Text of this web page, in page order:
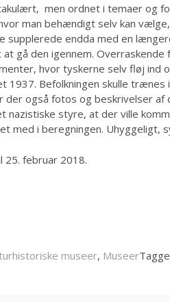
men ordnet i temaer og
man behændigt selv kan
supplerede endda med en
gå den igennem. Overraskende
hvor tyskerne selv fløj ind
1937. Befolkningen skulle trænes
der også fotos og beskrivelser af
styre, at der ville
med i beregningen. Uhyggeligt,
25. februar 2018.
museer, Museer